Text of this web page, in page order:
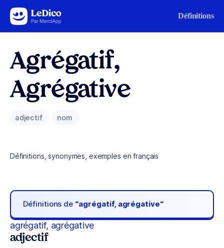
Aller au contenu Définitions
Agrégatif,
Agrégative
adjectif nom
Définitions, synonymes, exemples en français
Définitions de “agrégatif, agrégative“
agrégatif, agrégative
adjectif